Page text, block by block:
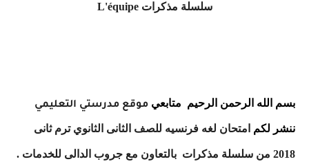
سلسلة مذكراتL'équipe
بسم الله الرحمن الرحيم متابعي موقع مدرستي التعليمي
ننشر لكم امتحان لغه فرنسيه للصف الثانى الثانوي ترم ثانى
2018 من سلسلة مذكرات . بالتعاون مع جروب الدالى للخدمات